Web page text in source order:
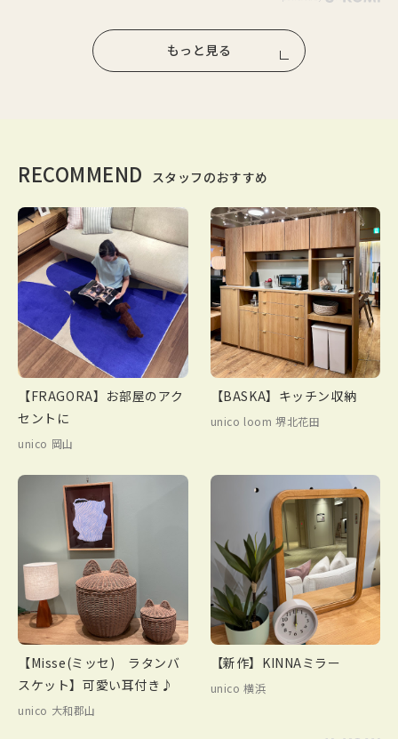
もっと見る
RECOMMEND スタッフのおすすめ
【FRAGORA】お部屋のアク
セントに
unico 岡山
【BASKA】キッチン収納
unico loom 堺北花田
【Misse(ミッセ) ラタンバ
スケット】可愛い耳付き♪
unico 大和郡山
【新作】KINNAミラー
unico 横浜